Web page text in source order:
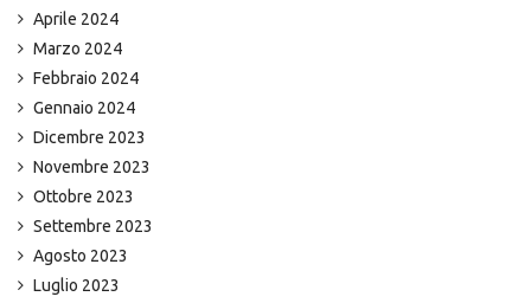
Aprile 2024
Marzo 2024
Febbraio 2024
Gennaio 2024
Dicembre 2023
Novembre 2023
Ottobre 2023
Settembre 2023
Agosto 2023
Luglio 2023